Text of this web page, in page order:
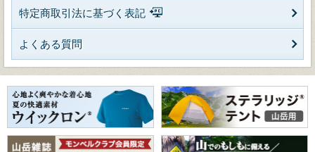
特定商取引法に基づく表記
よくある質問